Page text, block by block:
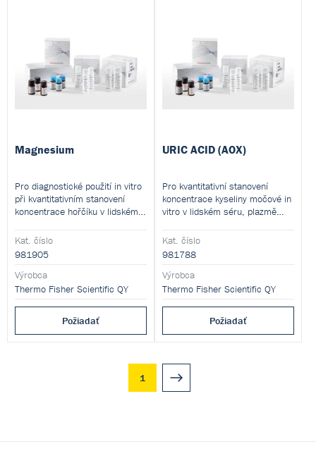
Magnesium
Pro diagnostické použití in vitro
při kvantitativním stanovení
koncentrace hořčíku v lidském
analyzátorech Thermo
Scientific™ Konelab a Indiko.
Kat. číslo
981905
Výrobca
Thermo Fisher Scientific QY
Požiadať
URIC ACID (AOX)
Pro kvantitativní stanovení
koncentrace kyseliny močové in
vitro v lidském séru, plazmě
Kat. číslo
981788
Výrobca
Thermo Fisher Scientific QY
Požiadať
1